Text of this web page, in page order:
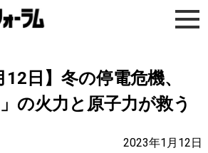
12日】冬の停電危機、
の火力と原子力が救う
2023年1月12日